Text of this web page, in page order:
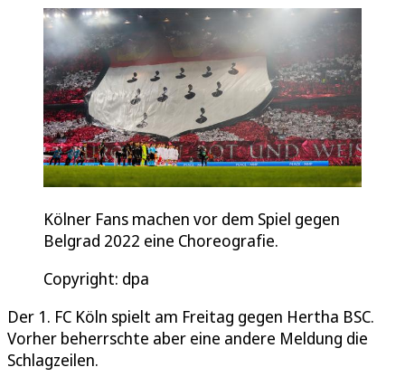
Kölner Fans machen vor dem Spiel gegen
Belgrad 2022 eine Choreografie.
Copyright: dpa
Der 1. FC Köln spielt am Freitag gegen Hertha BSC.
Vorher beherrschte aber eine andere Meldung die
Schlagzeilen.